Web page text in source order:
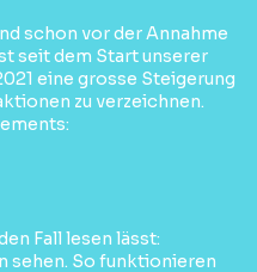
schon vor der Annahme
seit dem Start unserer
eine grosse Steigerung
zu verzeichnen.
Fall lesen lässt:
sehen. So funktionieren